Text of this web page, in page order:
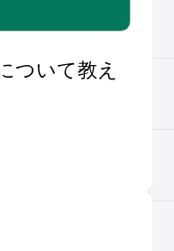
ついて教え